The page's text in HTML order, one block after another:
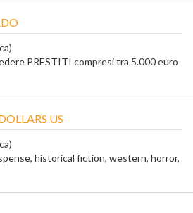
PRESTITI compresi tra 5.000 euro
US
historical fiction, western, horror,